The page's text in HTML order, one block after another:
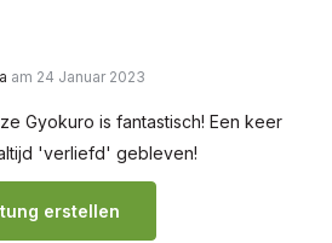
am 24 Januar 2023
Gyokuro is fantastisch! Een keer
'verliefd' gebleven!
erstellen